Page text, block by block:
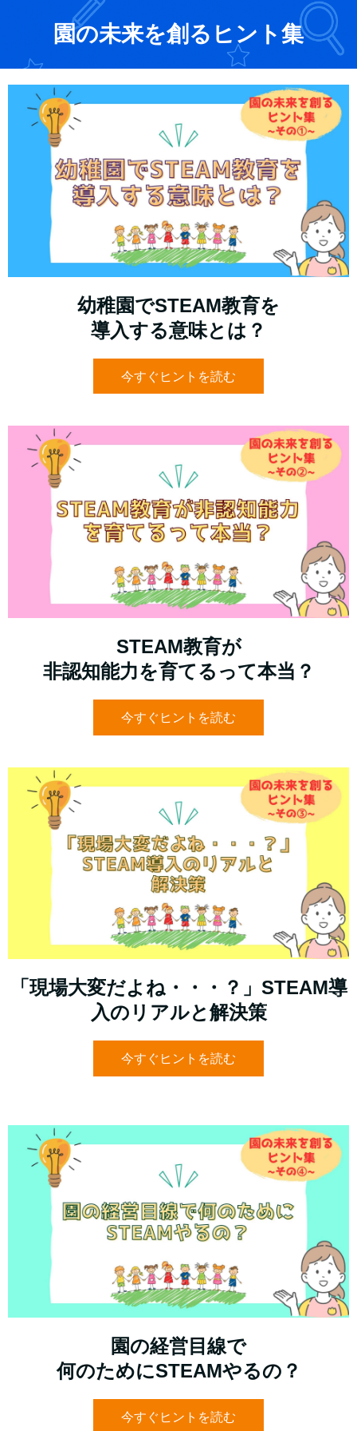
園の未来を創るヒント集
幼稚園でSTEAM教育を
導入する意味とは？
今すぐヒントを読む
STEAM教育が
非認知能力を育てるって本当？
今すぐヒントを読む
「現場大変だよね・・・？」STEAM導
入のリアルと解決策
今すぐヒントを読む
園の経営目線で
何のためにSTEAMやるの？
今すぐヒントを読む